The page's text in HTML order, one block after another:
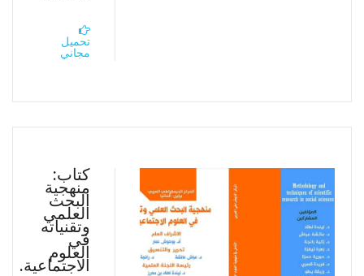
تحميل
مجاني
كتاب:
منهجية
البحث
العلمي
وتقنياته
في
العلوم
الاجتماعية.